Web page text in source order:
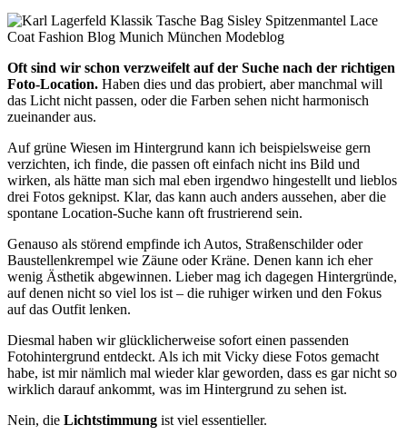
Oft sind wir schon verzweifelt auf der Suche nach der richtigen
Foto-Location. Haben dies und das probiert, aber manchmal will
das Licht nicht passen, oder die Farben sehen nicht harmonisch
zueinander aus.
Auf grüne Wiesen im Hintergrund kann ich beispielsweise gern
verzichten, ich finde, die passen oft einfach nicht ins Bild und
wirken, als hätte man sich mal eben irgendwo hingestellt und lieblos
drei Fotos geknipst. Klar, das kann auch anders aussehen, aber die
spontane Location-Suche kann oft frustrierend sein.
Genauso als störend empfinde ich Autos, Straßenschilder oder
Baustellenkrempel wie Zäune oder Kräne. Denen kann ich eher
wenig Ästhetik abgewinnen. Lieber mag ich dagegen Hintergründe,
auf denen nicht so viel los ist – die ruhiger wirken und den Fokus
auf das Outfit lenken.
Diesmal haben wir glücklicherweise sofort einen passenden
Fotohintergrund entdeckt. Als ich mit Vicky diese Fotos gemacht
habe, ist mir nämlich mal wieder klar geworden, dass es gar nicht so
wirklich darauf ankommt, was im Hintergrund zu sehen ist.
Nein, die Lichtstimmung ist viel essentieller.